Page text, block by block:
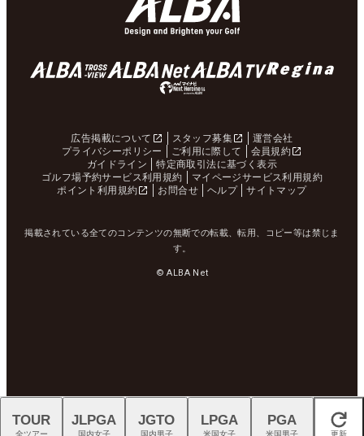
広告掲載について スタッフ募集
運営会社
プライバシーポリシー
ご利用に際して
会員規約
ガイドライン
特定商取引法に基づく表示
ゴルフ場予約サービス利用規約
マイページサービス利用規約
ポイント利用規約
お問合せ ヘルプ サイトマップ
掲載されている全てのコンテンツの無断での転載、転用、コピー等は禁じま
す。
© ALBA Net
閉じる
TOUR
全ツアー
JLPGA
国内女子
JGTO
国内男子
LPGA
米国女子
PGA
米国男子 更新